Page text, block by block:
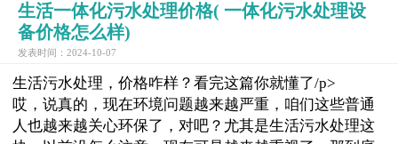
生活一体化污水处理价格( 一体化污水处理设
备价格怎么样)
发表时间：2024-10-07
生活污水处理，价格咋样？看完这篇你就懂了/p>
哎，说真的，现在环境问题越来越严重，咱们这些普通
人也越来越关心环保了，对吧？尤其是生活污水处理这